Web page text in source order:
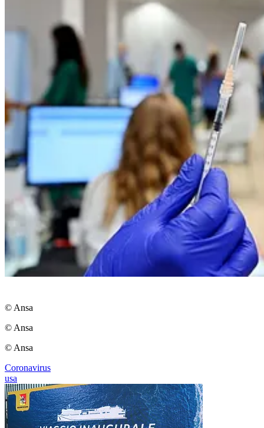
© Ansa
© Ansa
© Ansa
Coronavirus
usa